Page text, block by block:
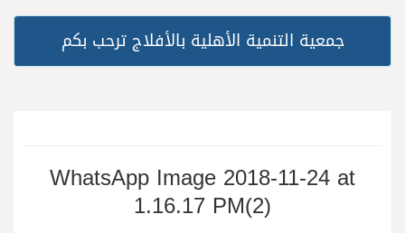
جمعية التنمية الأهلية بالأفلاج ترحب بكم
WhatsApp Image 2018-11-24 at
1.16.17 PM(2)